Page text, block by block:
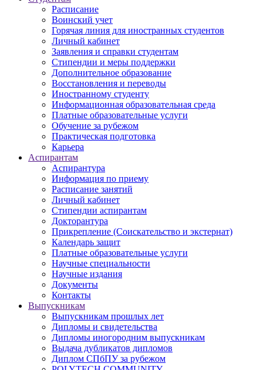
Расписание
Воинский учет
Горячая линия для иностранных студентов
Личный кабинет
Заявления и справки студентам
Стипендии и меры поддержки
Дополнительное образование
Восстановления и переводы
Иностранному студенту
Информационная образовательная среда
Платные образовательные услуги
Обучение за рубежом
Практическая подготовка
Карьера
Аспирантам
Аспирантура
Информация по приему
Расписание занятий
Личный кабинет
Стипендии аспирантам
Докторантура
Прикрепление (Соискательство и экстернат)
Календарь защит
Платные образовательные услуги
Научные специальности
Научные издания
Документы
Контакты
Выпускникам
Выпускникам прошлых лет
Дипломы и свидетельства
Дипломы иногородним выпускникам
Выдача дубликатов дипломов
Диплом СПбПУ за рубежом